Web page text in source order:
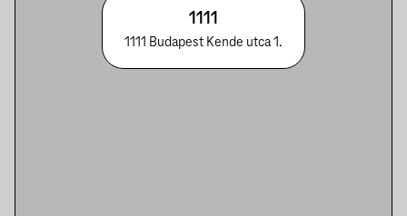
1111
1111 Budapest Kende utca 1.